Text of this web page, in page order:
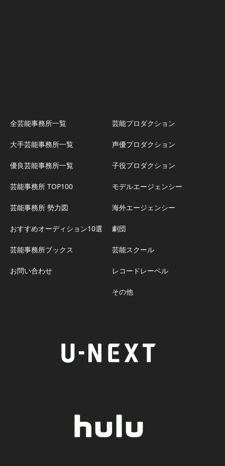
全芸能事務所一覧
大手芸能事務所一覧
優良芸能事務所一覧
芸能事務所 TOP100
芸能事務所 勢力図
おすすめオーディション10選
芸能事務所ブックス
お問い合わせ
芸能プロダクション
声優プロダクション
子役プロダクション
モデルエージェンシー
海外エージェンシー
劇団
芸能スクール
レコードレーベル
その他